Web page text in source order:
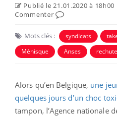
Publié le 21.01.2020 à 18h00
Commenter
Mots clés : syndicats
Ménisque
Anses rechute
Alors qu’en Belgique, une
quelques jours d’un choc
tampon, l’Agence nationale